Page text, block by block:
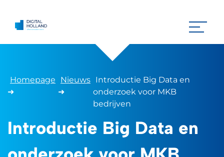
Homepage
➜
Nieuws
➜
Introductie Big Data en
onderzoek voor MKB
bedrijven
Introductie Big Data en